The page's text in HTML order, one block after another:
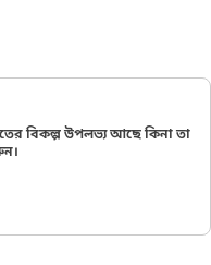
বিকল্প উপলভ্য আছে কিনা তা